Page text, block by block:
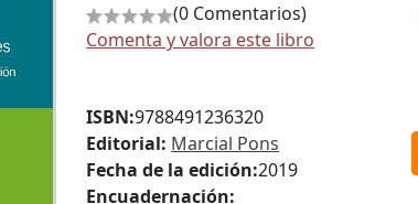
(0 Comentarios)
Comenta y valora este libro
ISBN:9788491236320
Editorial: Marcial Pons
Fecha de la edición:2019
Encuadernación: